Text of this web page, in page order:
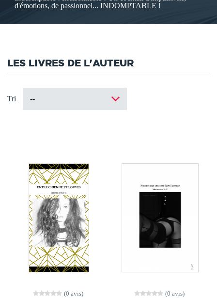
d'émotions, de passionnel... INDOMPTABLE !
LES LIVRES DE L'AUTEUR
Tri
(0 avis) (0 avis)